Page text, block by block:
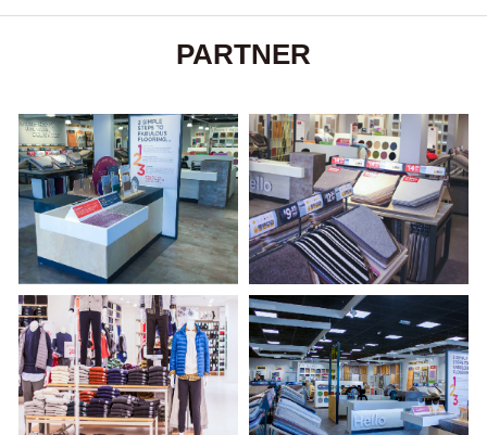
PARTNER